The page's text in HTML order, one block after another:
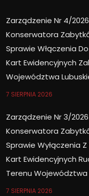
Zarządzenie Nr 4/
Konserwatora
Sprawie Włączenia
Kart Ewidencyjnych
Województwa
7 SIERPNIA 2026
Zarządzenie Nr 3/
Konserwatora
Sprawie Wyłączenia
Kart Ewidencyjnych
Terenu Województwa
7 SIERPNIA 2026